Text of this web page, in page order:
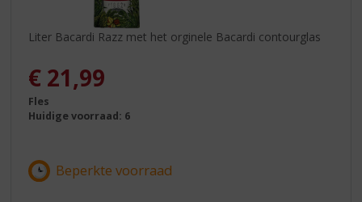
Liter Bacardi Razz met het orginele Bacardi contourglas
€ 21,99
Fles
Huidige voorraad: 6